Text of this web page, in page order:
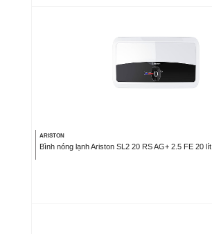
ARISTON
Bình nóng lạnh Ariston SL2 20 RS AG+ 2.5 FE 20 lít